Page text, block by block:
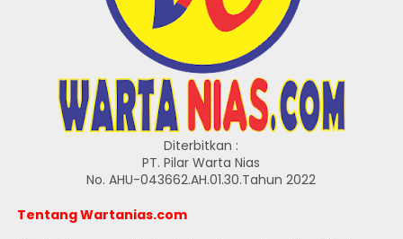
Diterbitkan :
PT. Pilar Warta Nias
No. AHU-043662.AH.01.30.Tahun 2022
Tentang Wartanias.com